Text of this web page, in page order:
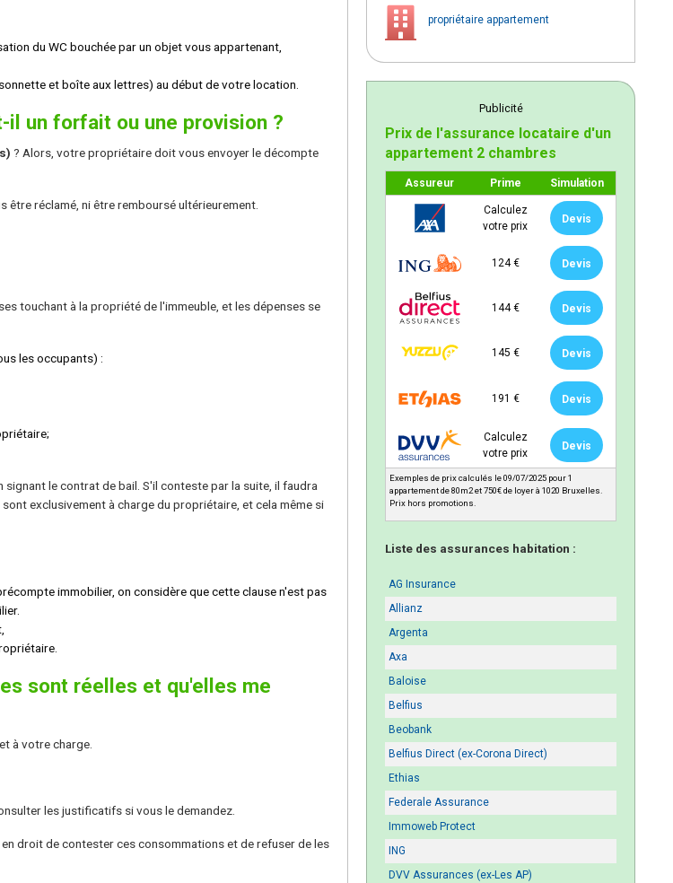
du WC bouchée par un objet vous appartenant,
et boîte aux lettres) au début de votre location.
il un forfait ou une provision ?
? Alors, votre propriétaire doit vous envoyer le décompte
être réclamé, ni être remboursé ultérieurement.
touchant à la propriété de l'immeuble, et les dépenses se
les occupants) :
le contrat de bail. S'il conteste par la suite, il faudra
exclusivement à charge du propriétaire, et cela même si
immobilier, on considère que cette clause n'est pas
sont réelles et qu'elles me
à votre charge.
les justificatifs si vous le demandez.
droit de contester ces consommations et de refuser de les
propriétaire appartement
Publicité
Prix de l'assurance locataire d'un
appartement 2 chambres
Assureur Prime Simulation
Calculez
votre prix
Devis
124 € Devis
144 € Devis
145 € Devis
191 € Devis
Calculez
votre prix
Devis
Exemples de prix calculés le 09/07/2025 pour 1
appartement de 80m2 et 750€ de loyer à 1020 Bruxelles.
Prix hors promotions.
Liste des assurances habitation :
AG Insurance
Allianz
Argenta
Axa
Baloise
Belfius
Beobank
Belfius Direct (ex-Corona Direct)
Ethias
Federale Assurance
Immoweb Protect
ING
DVV Assurances (ex-Les AP)